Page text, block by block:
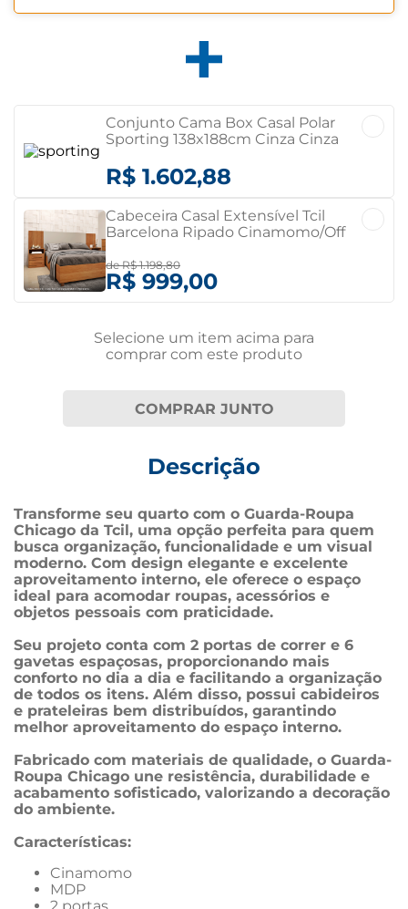
Conjunto Cama Box Casal Polar
Sporting 138x188cm Cinza Cinza
R$ 1.602,88
Cabeceira Casal Extensível Tcil
Barcelona Ripado Cinamomo/Off
deR$ 1.198,80
R$ 999,00
Selecione um item acima para
comprar com este produto
COMPRAR JUNTO
Descrição
Transforme seu quarto com o Guarda-Roupa
Chicago da Tcil, uma opção perfeita para quem
busca organização, funcionalidade e um visual
moderno. Com design elegante e excelente
aproveitamento interno, ele oferece o espaço
ideal para acomodar roupas, acessórios e
objetos pessoais com praticidade.
Seu projeto conta com 2 portas de correr e 6
gavetas espaçosas, proporcionando mais
conforto no dia a dia e facilitando a organização
de todos os itens. Além disso, possui cabideiros
e prateleiras bem distribuídos, garantindo
melhor aproveitamento do espaço interno.
Fabricado com materiais de qualidade, o Guarda-
Roupa Chicago une resistência, durabilidade e
acabamento sofisticado, valorizando a decoração
do ambiente.
Características:
Cinamomo
MDP